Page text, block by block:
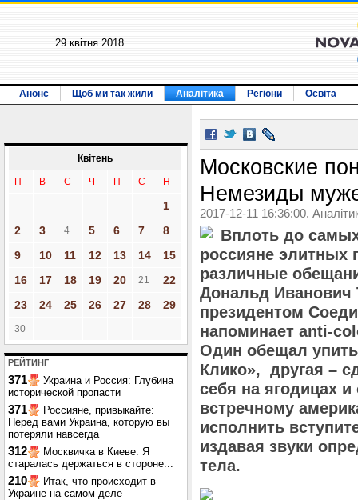
29 квiтня 2018
Анонс Щоб ми так жили Аналітика Регіони Освіта
Квiтень
П В С Ч П С Н
1
2
3 4 5 6 7
8
9
10 11 12 13 14
15
16
17 18 19 20 21
22
23
24 25 26 27 28 29
30
РЕЙТИНГ
371
Украина и Россия: Глубина
исторической пропасти
371
Россияне, привыкайте:
Перед вами Украина, которую вы
потеряли навсегда
312
Москвичка в Киеве: Я
старалась держаться в стороне...
210
Итак, что происходит в
Украине на самом деле
Московские
Немезиды
2017-12-11 16:36:00.
Вплоть до
россияне элитных
различные
Дональд Иванович
президентом
напоминает anti-
Один обещал
Клико», другая –
себя на ягодицах
встречному
исполнить
издавая звуки
тела.